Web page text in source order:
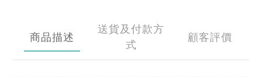
商品描述
送貨及付款方
式
顧客評價